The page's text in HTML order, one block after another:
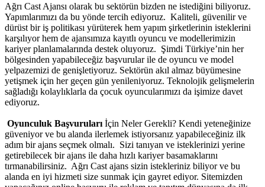
Ağrı Cast Ajansı olarak bu sektörün bizden ne istediğini biliyoruz.
Yapımlarımızı da bu yönde tercih ediyoruz. Kaliteli, güvenilir ve
dürüst bir iş politikası yürüterek hem yapım şirketlerinin isteklerini
karşılıyor hem de ajansımıza kayıtlı oyuncu ve modellerimizin
kariyer planlamalarında destek oluyoruz. Şimdi Türkiye’nin her
bölgesinden yapabileceğiz başvurular ile de oyuncu ve model
yelpazemizi de genişletiyoruz. Sektörün akıl almaz büyümesine
yetişmek için her geçen gün yenileniyoruz. Teknolojik gelişmelerin
sağladığı kolaylıklarla da çocuk oyuncularımızı da işimize davet
ediyoruz.
Oyunculuk Başvuruları İçin Neler Gerekli? Kendi yeteneğinize
güveniyor ve bu alanda ilerlemek istiyorsanız yapabileceğiniz ilk
adım bir ajans seçmek olmalı. Sizi tanıyan ve isteklerinizi yerine
getirebilecek bir ajans ile daha hızlı kariyer basamaklarını
tırmanabilirsiniz. Ağrı Cast ajans sizin istekleriniz biliyor ve bu
alanda en iyi hizmeti size sunmak için gayret ediyor. Sitemizden